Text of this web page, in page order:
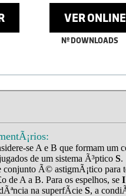
VER ONLINE
Nº DOWNLOADS